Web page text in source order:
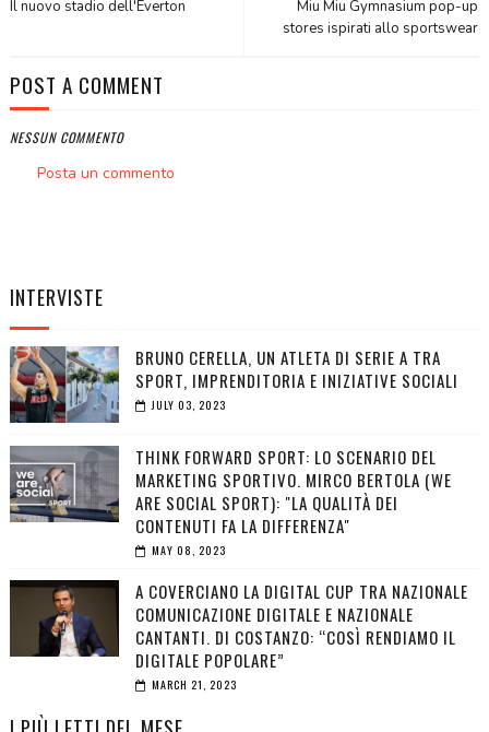
Miu Miu Gymnasium pop-up
stores ispirati allo sportswear
Il nuovo stadio dell'Everton
POST A COMMENT
NESSUN COMMENTO
Posta un commento
INTERVISTE
BRUNO CERELLA, UN ATLETA DI SERIE A TRA
SPORT, IMPRENDITORIA E INIZIATIVE SOCIALI
JULY 03, 2023
THINK FORWARD SPORT: LO SCENARIO DEL
MARKETING SPORTIVO. MIRCO BERTOLA (WE
ARE SOCIAL SPORT): "LA QUALITÀ DEI
CONTENUTI FA LA DIFFERENZA"
MAY 08, 2023
A COVERCIANO LA DIGITAL CUP TRA NAZIONALE
COMUNICAZIONE DIGITALE E NAZIONALE
CANTANTI. DI COSTANZO: “COSÌ RENDIAMO IL
DIGITALE POPOLARE”
MARCH 21, 2023